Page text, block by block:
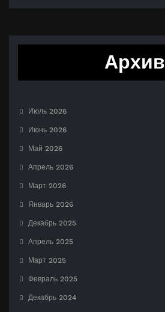
Архив
Июль 2026
Июнь 2026
Май 2026
Апрель 2026
Март 2026
Январь 2026
Декабрь 2025
Апрель 2025
Март 2025
Февраль 2025
Декабрь 2024